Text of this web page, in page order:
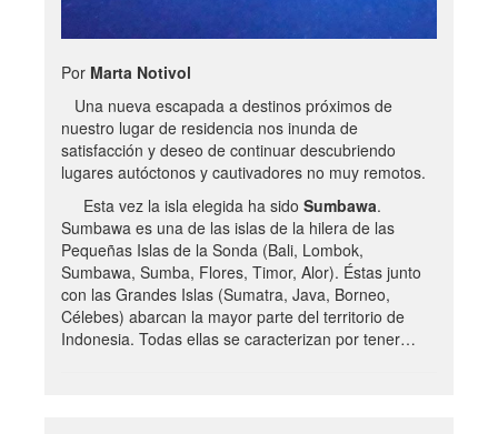
Por Marta Notivol
Una nueva escapada a destinos próximos de
nuestro lugar de residencia nos inunda de
satisfacción y deseo de continuar descubriendo
lugares autóctonos y cautivadores no muy remotos.
Esta vez la isla elegida ha sido Sumbawa.
Sumbawa es una de las islas de la hilera de las
Pequeñas Islas de la Sonda (Bali, Lombok,
Sumbawa, Sumba, Flores, Timor, Alor). Éstas junto
con las Grandes Islas (Sumatra, Java, Borneo,
Célebes) abarcan la mayor parte del territorio de
Indonesia. Todas ellas se caracterizan por tener…